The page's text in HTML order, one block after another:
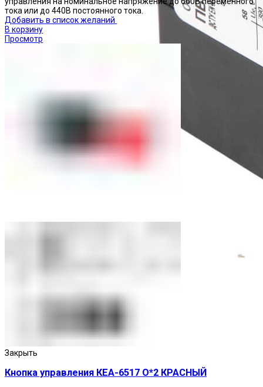
тока или до 440В постоянного тока.
Добавить в список желаний
В корзину
Просмотр
Закрыть
Кнопка управления КЕА-6517 О*2 КРАСНЫЙ